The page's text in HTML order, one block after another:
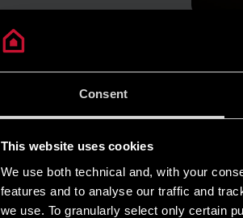
Consent
This website uses cookies
We use both technical and, with your
features and to analyse our traffic and
we use. To granularly select only certain